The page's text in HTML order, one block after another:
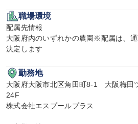
職場環境
配属先情報
大阪府内のいずれかの農園※配属は、
決定します
勤務地
大阪府大阪市北区角田町8-1　大阪梅田
24F
株式会社エスプールプラス